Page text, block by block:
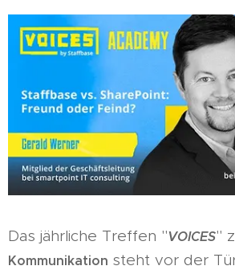
Das jährliche Treffen "VOICES"
Kommunikation steht vor der